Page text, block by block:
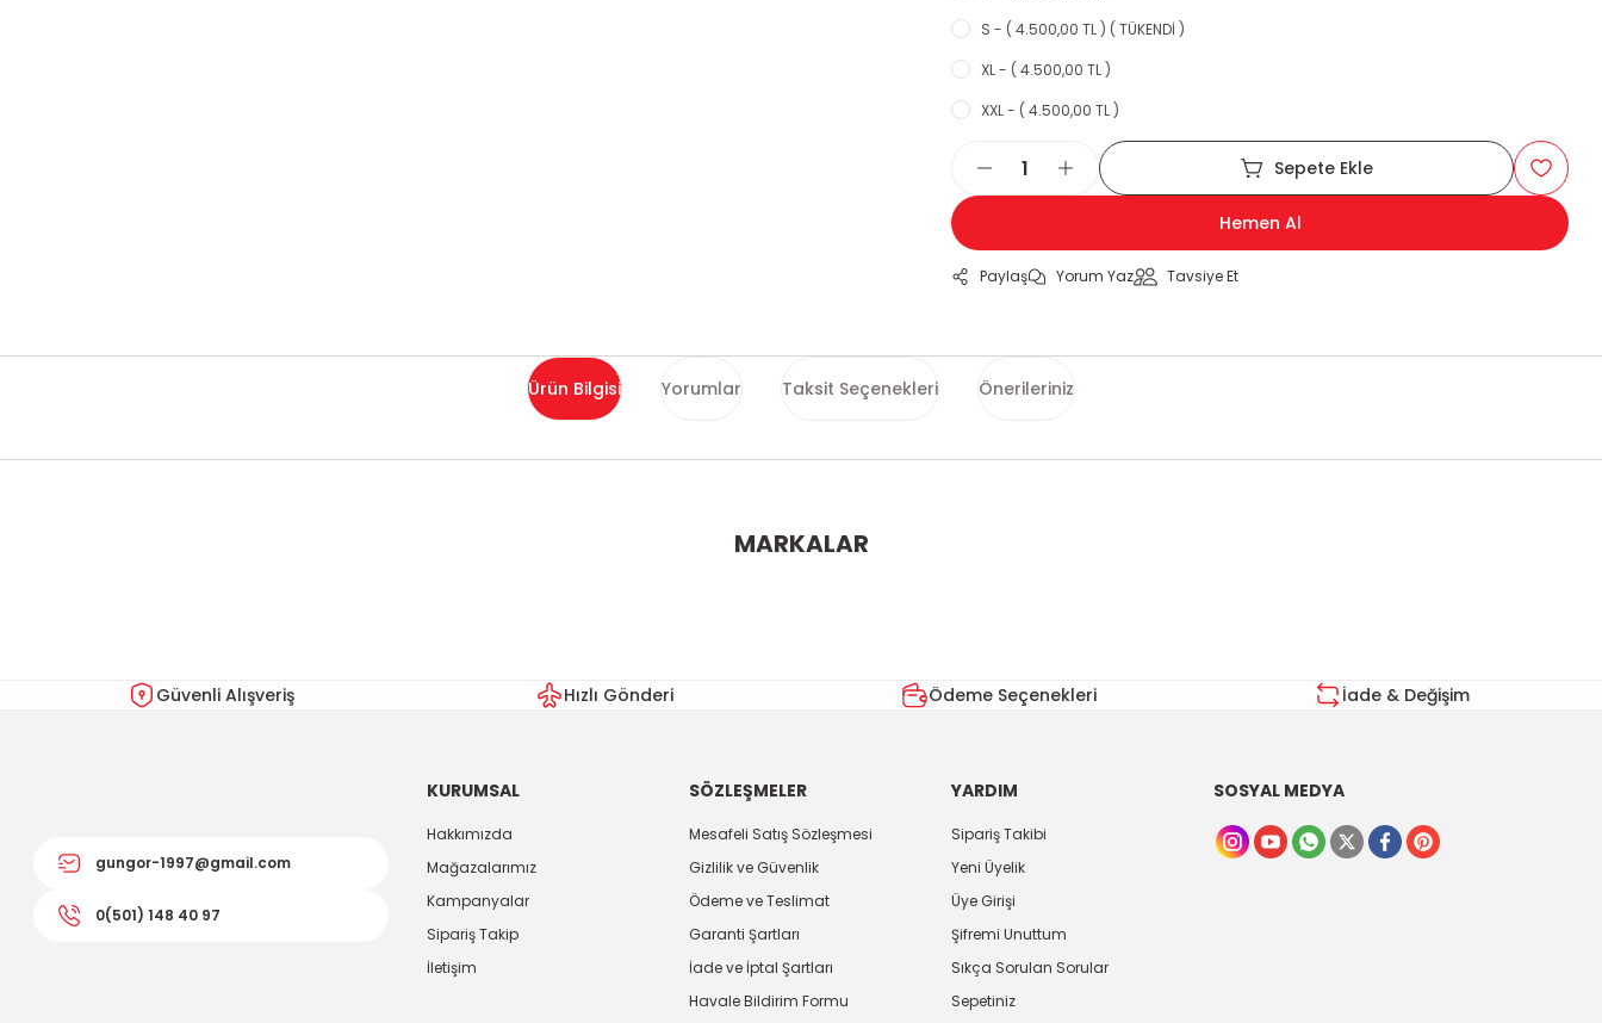
S - ( 4.500,00 TL ) ( TÜKENDİ )
XL - ( 4.500,00 TL )
XXL - ( 4.500,00 TL )
Sepete Ekle
Hemen Al
Paylaş Yorum Yaz Tavsiye Et
Ürün Bilgisi Yorumlar Taksit Seçenekleri Önerileriniz
Bu ürüne ilk yorumu siz yapın!
Ürün fiyatı diğer sitelerden daha pahalı.
MARKALAR
Güvenli Alışveriş Hızlı Gönderi Ödeme Seçenekleri İade & Değişim
gungor-1997@gmail.com
0(501) 148 40 97
KURUMSAL
Hakkımızda
Mağazalarımız
Kampanyalar
Sipariş Takip
İletişim
SÖZLEŞMELER
Mesafeli Satış Sözleşmesi
Gizlilik ve Güvenlik
Ödeme ve Teslimat
Garanti Şartları
İade ve İptal Şartları
Havale Bildirim Formu
YARDIM
Sipariş Takibi
Yeni Üyelik
Üye Girişi
Şifremi Unuttum
Sıkça Sorulan Sorular
Sepetiniz
SOSYAL MEDYA